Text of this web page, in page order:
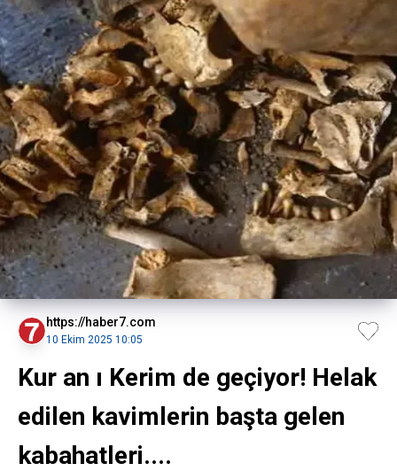
https://haber7.com
10 Ekim 2025 10:05
Kur an ı Kerim de geçiyor! Helak
edilen kavimlerin başta gelen
kabahatleri....